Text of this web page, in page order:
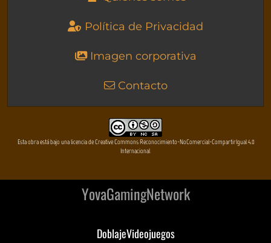
Política de Privacidad
Imagen corporativa
Contacto
Esta obra está bajo una licencia de Creative Commons Reconocimiento-NoComercial-CompartirIgual 4.0
Internacional
YovaGamingNetwork
DoblajeVideojuegos